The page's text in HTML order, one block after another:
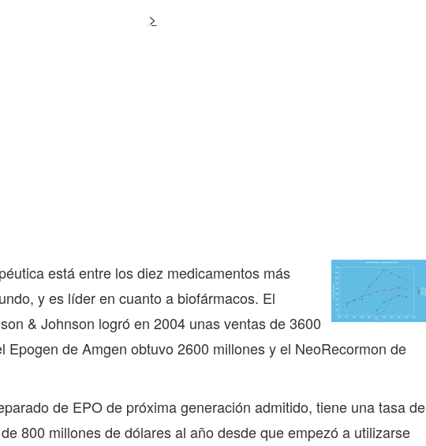
>
está entre los diez medicamentos más
y es líder en cuanto a biofármacos. El
& Johnson logró en 2004 unas ventas de 3600
Epogen de Amgen obtuvo 2600 millones y el NeoRecormon de
de EPO de próxima generación admitido, tiene una tasa de
800 millones de dólares al año desde que empezó a utilizarse